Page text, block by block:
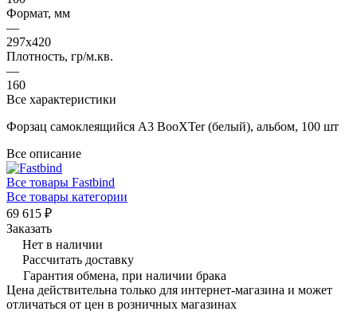
Формат, мм
—
297х420
Плотность, гр/м.кв.
—
160
Все характеристики
Форзац самоклеящийся А3 BooXTer (белый), альбом, 100 шт
Все описание
Все товары Fastbind
Все товары категории
69 615 ₽
Заказать
Нет в наличии
Рассчитать доставку
Гарантия обмена, при наличии брака
Цена действительна только для интернет-магазина и может
отличаться от цен в розничных магазинах